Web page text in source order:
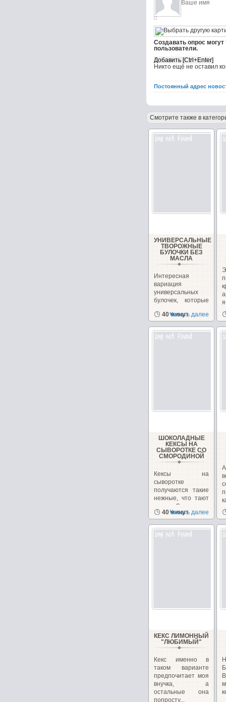
Создавать опрос
пользователи.
Никто ещё не оставил
Постоянный адрес
Смотрите также в
УНИВЕРСАЛЬНЫЕ
ТВОРОЖНЫЕ
БУЛОЧКИ БЕЗ
МАСЛА
Интересная
вариация
универсальных
булочек, которые
сладкими,...
40 минут
Читать далее
ШОКОЛАДНЫЕ
КЕКСЫ НА
СЫВОРОТКЕ СО
СМОРОДИНОЙ
Кексы на
сыворотке
получаются такие
нежные, что тают
во рту. Смородина
придает...
40 минут
Читать далее
КЕКС ЛИМОННЫЙ
"ЛЮБИМЫЙ"
Кекс именно в
таком варианте
предпочитает моя
внучка, а
остальные она
попросту...